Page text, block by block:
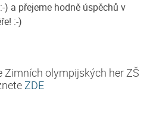
a přejeme hodně úspěchů v
:-)
olympijských her ZŠ
ZDE